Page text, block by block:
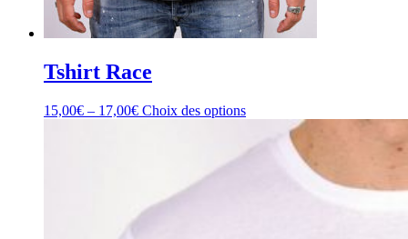
Tshirt Race
15,00€ – 17,00€ Choix des options